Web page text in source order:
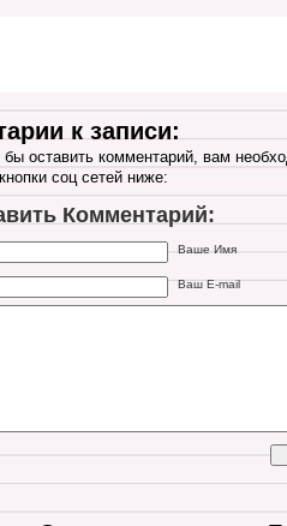
к записи:
бы оставить комментарий, вам
соц сетей ниже:
Комментарий:
Ваше Имя
Ваш E-mail